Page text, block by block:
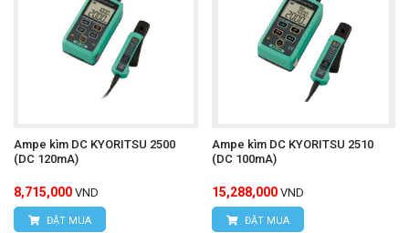
Ampe kìm DC KYORITSU 2500
(DC 120mA)
8,715,000 VND
ĐẶT MUA
Ampe kìm DC KYORITSU 2510
(DC 100mA)
15,288,000 VND
ĐẶT MUA